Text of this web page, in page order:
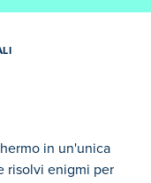
in un'unica
risolvi enigmi per